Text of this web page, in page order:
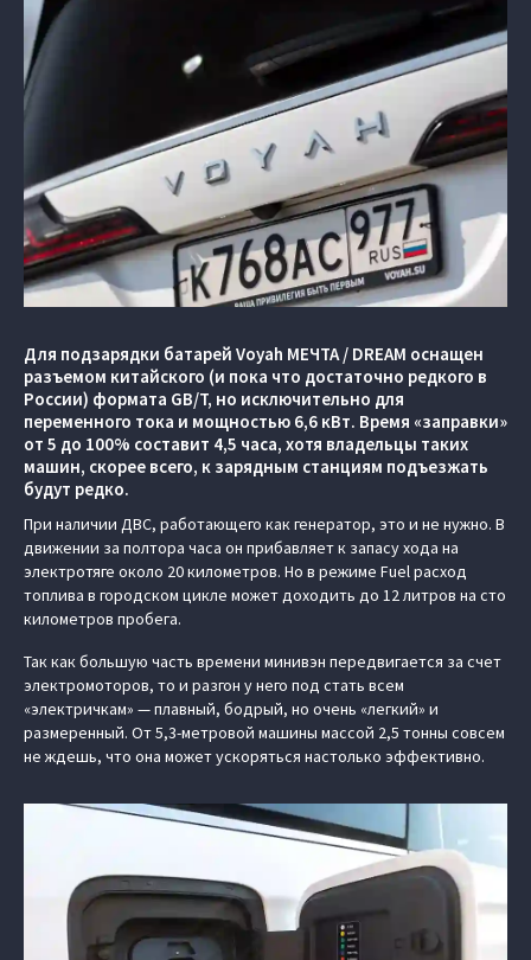
Для подзарядки батарей Voyah МЕЧТА / DREAM оснащен
разъемом китайского (и пока что достаточно редкого в
России) формата GB/T, но исключительно для
переменного тока и мощностью 6,6 кВт. Время «заправки»
от 5 до 100% составит 4,5 часа, хотя владельцы таких
машин, скорее всего, к зарядным станциям подъезжать
будут редко.
При наличии ДВС, работающего как генератор, это и не нужно. В
движении за полтора часа он прибавляет к запасу хода на
электротяге около 20 километров. Но в режиме Fuel расход
топлива в городском цикле может доходить до 12 литров на сто
километров пробега.
Так как большую часть времени минивэн передвигается за счет
электромоторов, то и разгон у него под стать всем
«электричкам» — плавный, бодрый, но очень «легкий» и
размеренный. От 5,3-метровой машины массой 2,5 тонны совсем
не ждешь, что она может ускоряться настолько эффективно.